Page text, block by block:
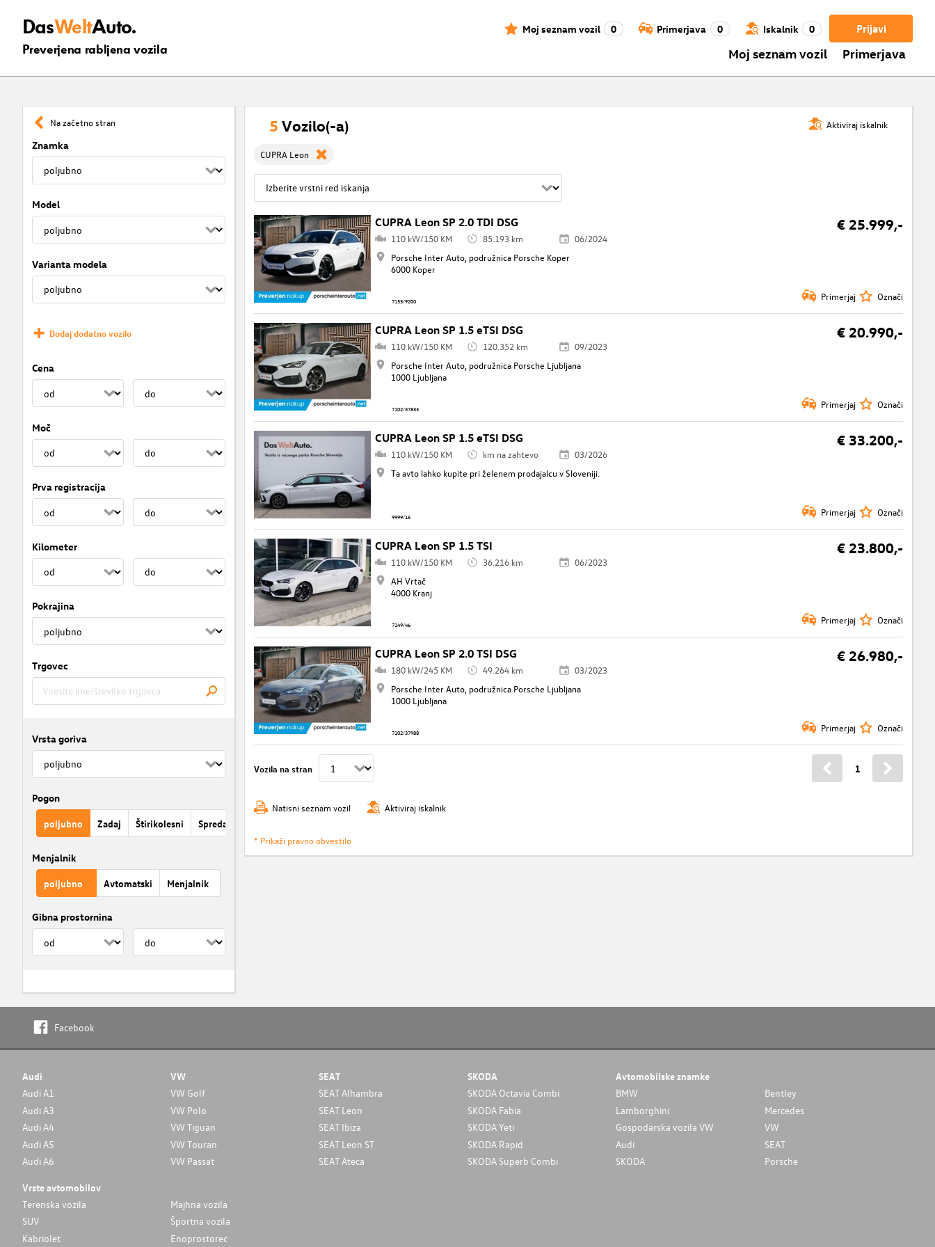
DasWeltAuto.
Preverjena rabljena vozila
Prijavi
Moj seznam vozil 0 Primerjava 0 Iskalnik 0
Moj seznam vozil Primerjava
Na začetno stran
Znamka
Model
Varianta modela
Dodaj dodatno vozilo
Cena
Moč
Prva registracija
Kilometer
Pokrajina
Trgovec
Vrsta goriva
Pogon
poljubno Zadaj Štirikolesni Spredaj
Menjalnik
poljubno Avtomatski Menjalnik
Gibna prostornina
Aktiviraj iskalnik
5 Vozilo(-a)
CUPRA Leon
CUPRA Leon SP 2.0 TDI DSG € 25.999,-
110 kW/150 KM 85.193 km
06/2024
Porsche Inter Auto, podružnica Porsche Koper
6000 Koper
7155/9200 Primerjaj Označi
CUPRA Leon SP 1.5 eTSI DSG € 20.990,-
110 kW/150 KM 120.352 km
09/2023
Porsche Inter Auto, podružnica Porsche Ljubljana
1000 Ljubljana
7102/37835 Primerjaj Označi
CUPRA Leon SP 1.5 eTSI DSG € 33.200,-
110 kW/150 KM km na zahtevo
03/2026
Ta avto lahko kupite pri želenem prodajalcu v Sloveniji.
9999/15 Primerjaj Označi
CUPRA Leon SP 1.5 TSI € 23.800,-
110 kW/150 KM 36.216 km
06/2023
AH Vrtač
4000 Kranj
7149/46 Primerjaj Označi
CUPRA Leon SP 2.0 TSI DSG € 26.980,-
180 kW/245 KM 49.264 km
03/2023
Porsche Inter Auto, podružnica Porsche Ljubljana
1000 Ljubljana
7102/37988 Primerjaj Označi
Vozila na stran 1
Natisni seznam vozil Aktiviraj iskalnik
* Prikaži pravno obvestilo
Facebook
Audi
Audi A1
Audi A3
Audi A4
Audi A5
Audi A6
VW
VW Golf
VW Polo
VW Tiguan
VW Touran
VW Passat
SEAT
SEAT Alhambra
SEAT Leon
SEAT Ibiza
SEAT Leon ST
SEAT Ateca
SKODA
SKODA Octavia Combi
SKODA Fabia
SKODA Yeti
SKODA Rapid
SKODA Superb Combi
Avtomobilske znamke
BMW
Bentley
Lamborghini
Mercedes
Gospodarska vozila VW
VW
Audi
SEAT
SKODA
Porsche
Vrste avtomobilov
Terenska vozila
Majhna vozila
SUV
Športna vozila
Kabriolet
Enoprostorec